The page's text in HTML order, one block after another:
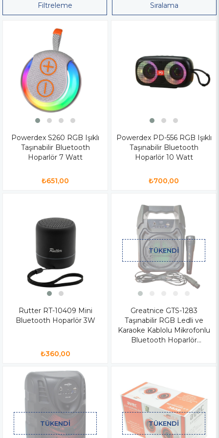
Filtreleme Sıralama
Powerdex S260 RGB Işıklı
Taşınabilir Bluetooth
Hoparlör 7 Watt
₺651,00
Powerdex PD-556 RGB Işıklı
Taşınabilir Bluetooth
Hoparlör 10 Watt
₺700,00
Rutter RT-10409 Mini
Bluetooth Hoparlör 3W
₺360,00
TÜKENDI
Greatnice GTS-1283
Taşınabilir RGB Ledli ve
Karaoke Kablolu Mikrofonlu
Bluetooth Hoparlör
TÜKENDI TÜKENDI